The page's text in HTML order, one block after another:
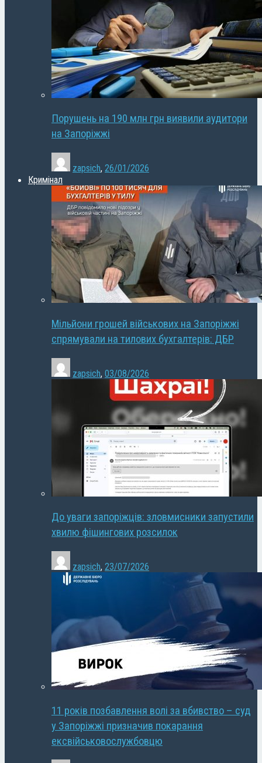
Порушень на 190 млн грн виявили аудитори
на Запоріжжі
zapsich, 26/01/2026
Кримінал
Мільйони грошей військових на Запоріжжі
спрямували на тилових бухгалтерів: ДБР
zapsich, 03/08/2026
До уваги запоріжців: зловмисники запустили
хвилю фішингових розсилок
zapsich, 23/07/2026
11 років позбавлення волі за вбивство – суд
у Запоріжжі призначив покарання
ексвійськовослужбовцю